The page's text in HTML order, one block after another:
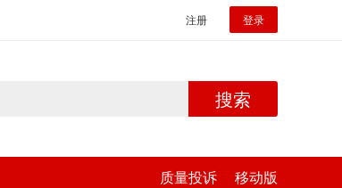
注册 登录
搜索
质量投诉 移动版